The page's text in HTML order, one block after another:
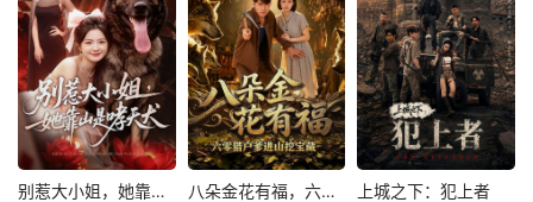
别惹大小姐，她靠山是哮天犬 八朵金花有福，六零猎户爹进山挖宝藏 上城之下：犯上者